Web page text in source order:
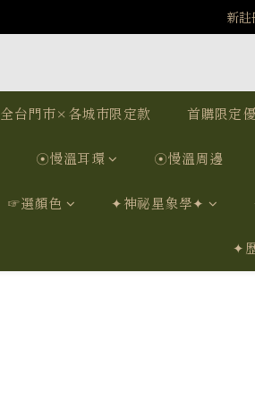
️8/6-8/
新
️8/6-8/
全台門市×各城市限定款 首購限定
☉慢溫耳環 ☉慢溫周邊
☞選顏色 ✦神祕星象學✦
✦